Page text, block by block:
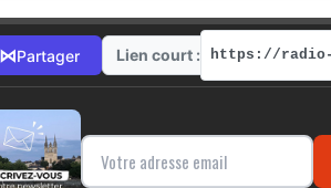
⋈Partager Lien court :